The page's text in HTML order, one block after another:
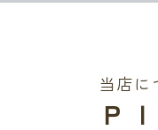
当店に
Ｐ